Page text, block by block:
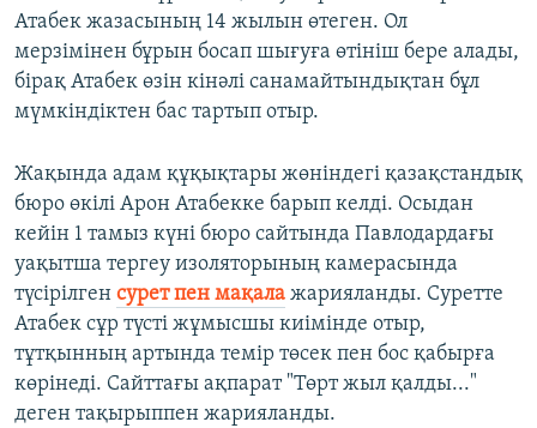
Атабек жазасының 14 жылын өтеген. Ол
мерзімінен бұрын босап шығуға өтініш бере алады,
бірақ Атабек өзін кінәлі санамайтындықтан бұл
мүмкіндіктен бас тартып отыр.
Жақында адам құқықтары жөніндегі қазақстандық
бюро өкілі Арон Атабекке барып келді. Осыдан
кейін 1 тамыз күні бюро сайтында Павлодардағы
уақытша тергеу изоляторының камерасында
түсірілген сурет пен мақала жарияланды. Суретте
Атабек сұр түсті жұмысшы киімінде отыр,
тұтқынның артында темір төсек пен бос қабырға
көрінеді. Сайттағы ақпарат "Төрт жыл қалды..."
деген тақырыппен жарияланды.